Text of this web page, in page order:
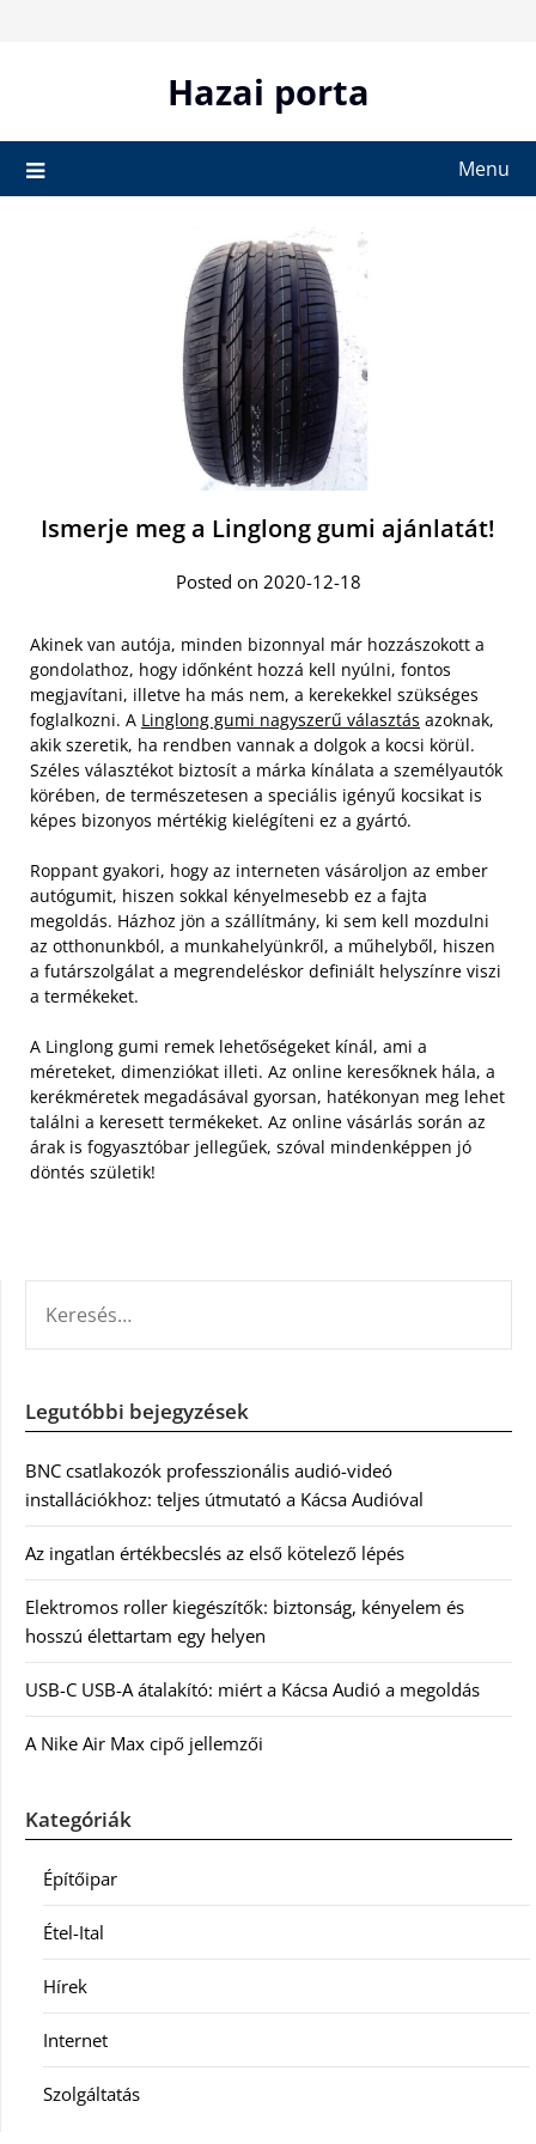
Hazai porta
Menu
Ismerje meg a Linglong gumi ajánlatát!
Posted on 2020-12-18
Akinek van autója, minden bizonnyal már hozzászokott a
gondolathoz, hogy időnként hozzá kell nyúlni, fontos
megjavítani, illetve ha más nem, a kerekekkel szükséges
foglalkozni. A Linglong gumi nagyszerű választás azoknak,
akik szeretik, ha rendben vannak a dolgok a kocsi körül.
Széles választékot biztosít a márka kínálata a személyautók
körében, de természetesen a speciális igényű kocsikat is
képes bizonyos mértékig kielégíteni ez a gyártó.
Roppant gyakori, hogy az interneten vásároljon az ember
autógumit, hiszen sokkal kényelmesebb ez a fajta
megoldás. Házhoz jön a szállítmány, ki sem kell mozdulni
az otthonunkból, a munkahelyünkről, a műhelyből, hiszen
a futárszolgálat a megrendeléskor definiált helyszínre viszi
a termékeket.
A Linglong gumi remek lehetőségeket kínál, ami a
méreteket, dimenziókat illeti. Az online keresőknek hála, a
kerékméretek megadásával gyorsan, hatékonyan meg lehet
találni a keresett termékeket. Az online vásárlás során az
árak is fogyasztóbar jellegűek, szóval mindenképpen jó
döntés születik!
Legutóbbi bejegyzések
BNC csatlakozók professzionális audió-videó
installációkhoz: teljes útmutató a Kácsa Audióval
Az ingatlan értékbecslés az első kötelező lépés
Elektromos roller kiegészítők: biztonság, kényelem és
hosszú élettartam egy helyen
USB-C USB-A átalakító: miért a Kácsa Audió a megoldás
A Nike Air Max cipő jellemzői
Kategóriák
Építőipar
Étel-Ital
Hírek
Internet
Szolgáltatás